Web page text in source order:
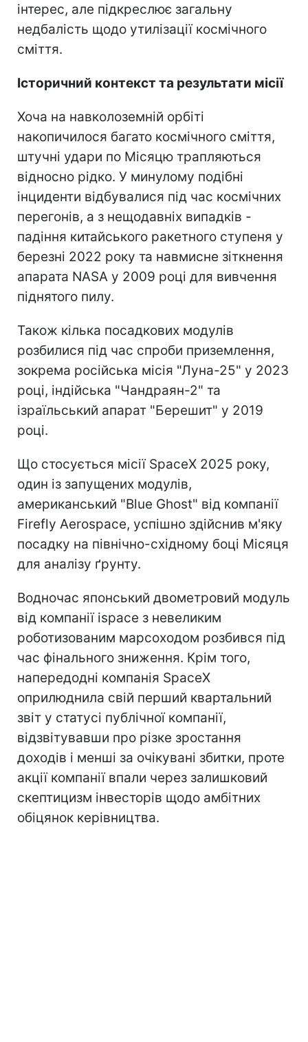
інтерес, але підкреслює загальну
недбалість щодо утилізації космічного
сміття.
Історичний контекст та результати місії
Хоча на навколоземній орбіті
накопичилося багато космічного сміття,
штучні удари по Місяцю трапляються
відносно рідко. У минулому подібні
інциденти відбувалися під час космічних
перегонів, а з нещодавніх випадків -
падіння китайського ракетного ступеня у
березні 2022 року та навмисне зіткнення
апарата NASA у 2009 році для вивчення
піднятого пилу.
Також кілька посадкових модулів
розбилися під час спроби приземлення,
зокрема російська місія "Луна-25" у 2023
році, індійська "Чандраян-2" та
ізраїльський апарат "Берешит" у 2019
році.
Що стосується місії SpaceX 2025 року,
один із запущених модулів,
американський "Blue Ghost" від компанії
Firefly Aerospace, успішно здійснив м'яку
посадку на північно-східному боці Місяця
для аналізу ґрунту.
Водночас японський двометровий модуль
від компанії ispace з невеликим
роботизованим марсоходом розбився під
час фінального зниження. Крім того,
напередодні компанія SpaceX
оприлюднила свій перший квартальний
звіт у статусі публічної компанії,
відзвітувавши про різке зростання
доходів і менші за очікувані збитки, проте
акції компанії впали через залишковий
скептицизм інвесторів щодо амбітних
обіцянок керівництва.